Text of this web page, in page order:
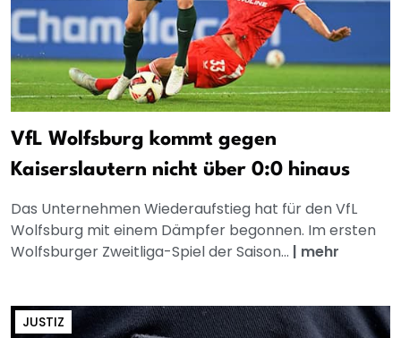
VfL Wolfsburg kommt gegen
Kaiserslautern nicht über 0:0 hinaus
Das Unternehmen Wiederaufstieg hat für den VfL
Wolfsburg mit einem Dämpfer begonnen. Im ersten
Wolfsburger Zweitliga-Spiel der Saison... | mehr
JUSTIZ